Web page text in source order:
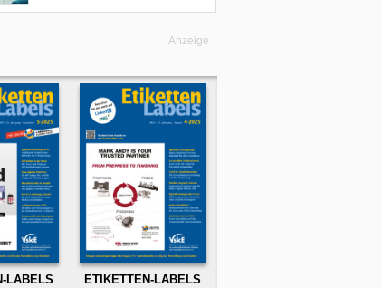
Anzeige
LABELS
ETIKETTEN-LABELS